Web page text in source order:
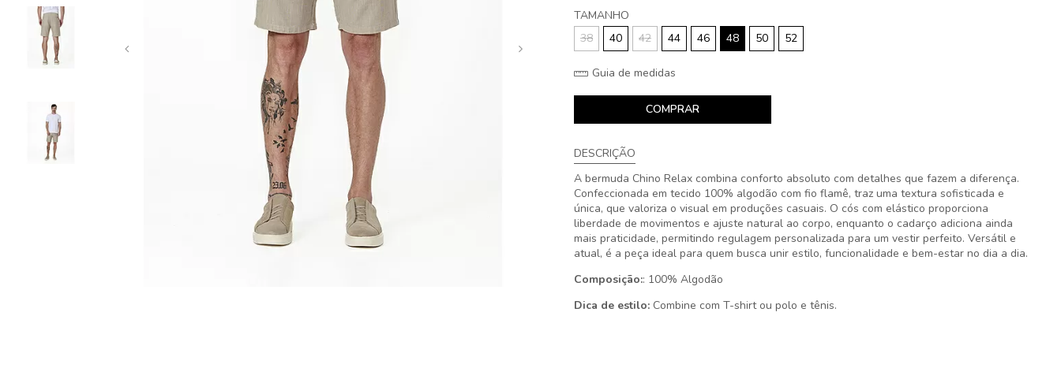
TAMANHO
38
40 42 44 46 48 50 52
Guia de medidas
COMPRAR
DESCRIÇÃO
A bermuda Chino Relax combina conforto absoluto com detalhes que fazem a diferença.
Confeccionada em tecido 100% algodão com fio flamê, traz uma textura sofisticada e
única, que valoriza o visual em produções casuais. O cós com elástico proporciona
liberdade de movimentos e ajuste natural ao corpo, enquanto o cadarço adiciona ainda
mais praticidade, permitindo regulagem personalizada para um vestir perfeito. Versátil e
atual, é a peça ideal para quem busca unir estilo, funcionalidade e bem-estar no dia a dia.
Composição:: 100% Algodão
Dica de estilo: Combine com T-shirt ou polo e tênis.